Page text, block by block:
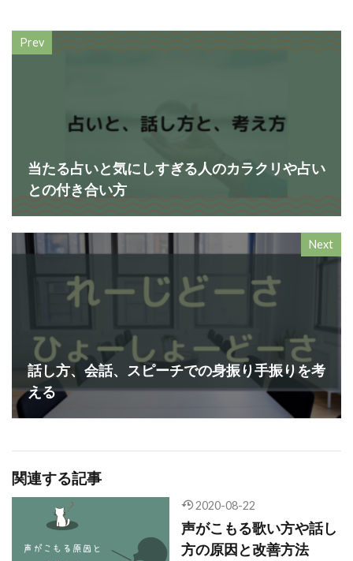
Prev
当たる占いと気にしすぎる人のカラクリや占い
との付き合い方
Next
話し方、会話、スピーチでの身振り手振りを考
える
関連する記事
2020-08-22
声がこもる歌い方や話し
方の原因と改善方法